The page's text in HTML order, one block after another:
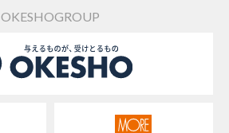
OKESHOGROUP